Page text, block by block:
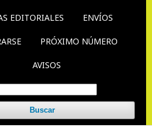
EDITORIALES ENVÍOS
PRÓXIMO NÚMERO
AVISOS
Buscar